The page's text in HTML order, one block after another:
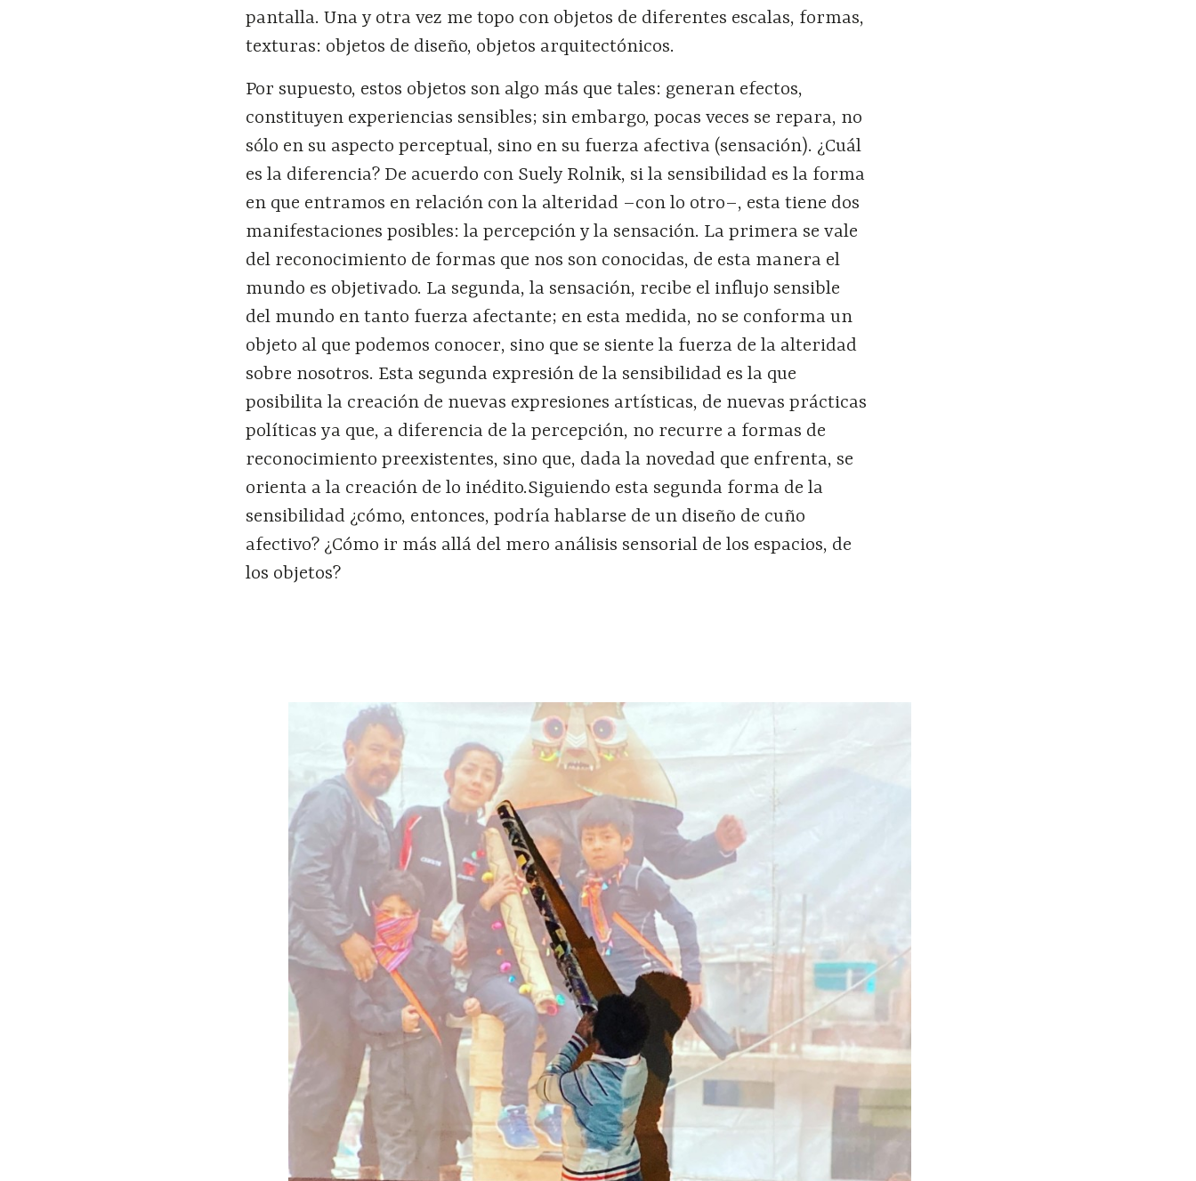
pantalla. Una y otra vez me topo con objetos de diferentes escalas, formas,
texturas: objetos de diseño, objetos arquitectónicos.
Por supuesto, estos objetos son algo más que tales: generan efectos,
constituyen experiencias sensibles; sin embargo, pocas veces se repara, no
sólo en su aspecto perceptual, sino en su fuerza afectiva (sensación). ¿Cuál
es la diferencia? De acuerdo con Suely Rolnik, si la sensibilidad es la forma
en que entramos en relación con la alteridad –con lo otro–, esta tiene dos
manifestaciones posibles: la percepción y la sensación. La primera se vale
del reconocimiento de formas que nos son conocidas, de esta manera el
mundo es objetivado. La segunda, la sensación, recibe el influjo sensible
del mundo en tanto fuerza afectante; en esta medida, no se conforma un
objeto al que podemos conocer, sino que se siente la fuerza de la alteridad
sobre nosotros. Esta segunda expresión de la sensibilidad es la que
posibilita la creación de nuevas expresiones artísticas, de nuevas prácticas
políticas ya que, a diferencia de la percepción, no recurre a formas de
reconocimiento preexistentes, sino que, dada la novedad que enfrenta, se
orienta a la creación de lo inédito.Siguiendo esta segunda forma de la
sensibilidad ¿cómo, entonces, podría hablarse de un diseño de cuño
afectivo? ¿Cómo ir más allá del mero análisis sensorial de los espacios, de
los objetos?